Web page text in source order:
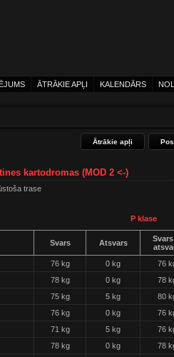
ĀTRĀKIE APĻI KALENDĀRS
Ātrākie apļi
kartodromas (MOD 2 <-)
trase
P klase
Svars Atsvars
76 kg 0 kg
76
78 kg 0 kg
78
75 kg 5 kg
80
76 kg 0 kg
76
71 kg 5 kg
76
78 kg 0 kg
78